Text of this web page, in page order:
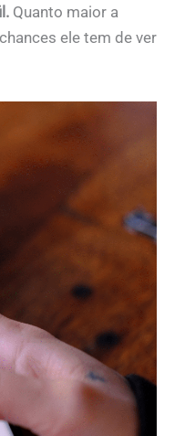
Quanto maior a
ele tem de ver